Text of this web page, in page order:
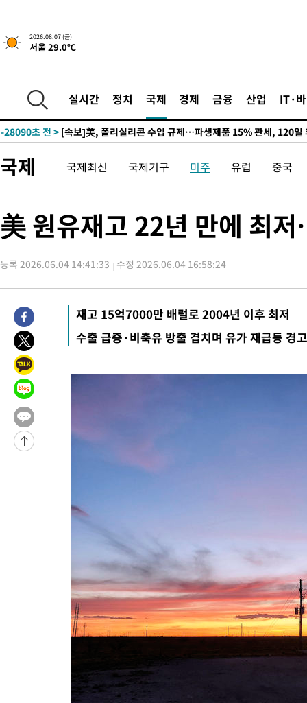
2026.08.07 (금)
서울 29.0℃
실시간 정치 국제 경제 금융 산업 IT·
-23961초 전 >
[속보] 뉴욕증시, 일제 하락 마감…나스닥 0.06%↓
-29375초 전 >
례 큰 폭발음
-28090초 전 > [속보]美, 폴리실리콘 수입 규제…파생제품 15% 관세, 120일
-23941초 전 >
[속보] 뉴욕증시, 일제 하락 마감…나스닥 0.06%↓
-29395초 전 >이란, 호르무즈서 "적국 목표물들"과 대치로 남부 케슘섬에서
발효
-26261초 전 >[속보]트럼프, 美 원정출산 금지 행정명령 서명
국제 국제최신 국제기구 미주 유럽 중국
美 원유재고 22년 만에 최
등록 2026.06.04 14:41:33 수정 2026.06.04 16:58:24
재고 15억7000만 배럴로 2004년 이후 최저
수출 급증·비축유 방출 겹치며 유가 재급등 경고